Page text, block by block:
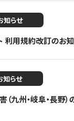
知らせ
利用規約改訂のお
知らせ
九州・岐阜・長野